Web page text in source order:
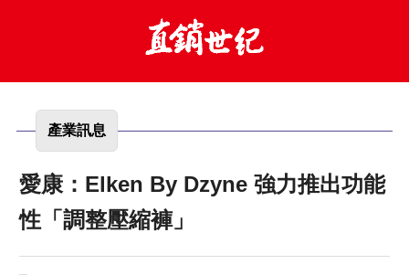
產業訊息
愛康：Elken By Dzyne 強力推出功能
性「調整壓縮褲」